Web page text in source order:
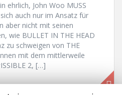
ehrlich, John Woo MUSS
auch nur im Ansatz für
aber nicht mit seinen
wie BULLET IN THE HEAD
zu schweigen von THE
mit dem mittlerweile
2, […]